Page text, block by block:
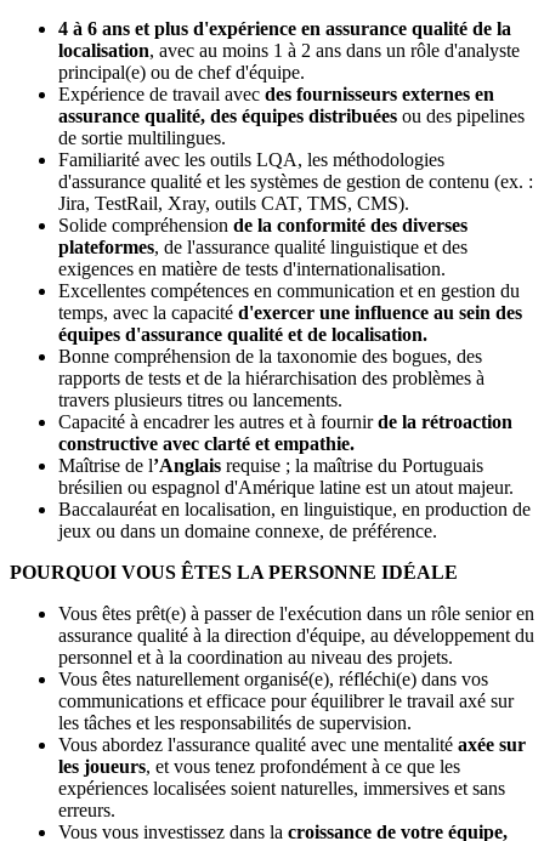
4 à 6 ans et plus d'expérience en assurance qualité de la
localisation, avec au moins 1 à 2 ans dans un rôle d'analyste
principal(e) ou de chef d'équipe.
Expérience de travail avec des fournisseurs externes en
assurance qualité, des équipes distribuées ou des pipelines
de sortie multilingues.
Familiarité avec les outils LQA, les méthodologies
d'assurance qualité et les systèmes de gestion de contenu (ex. :
Jira, TestRail, Xray, outils CAT, TMS, CMS).
Solide compréhension de la conformité des diverses
plateformes, de l'assurance qualité linguistique et des
exigences en matière de tests d'internationalisation.
Excellentes compétences en communication et en gestion du
temps, avec la capacité d'exercer une influence au sein des
équipes d'assurance qualité et de localisation.
Bonne compréhension de la taxonomie des bogues, des
rapports de tests et de la hiérarchisation des problèmes à
travers plusieurs titres ou lancements.
Capacité à encadrer les autres et à fournirde la rétroaction
constructive avec clarté et empathie.
Maîtrise de l’Anglais requise ; la maîtrise du Portuguais
brésilien ou espagnol d'Amérique latine est un atout majeur.
Baccalauréat en localisation, en linguistique, en production de
jeux ou dans un domaine connexe, de préférence.
POURQUOI VOUS ÊTES LA PERSONNE IDÉALE
Vous êtes prêt(e) à passer de l'exécution dans un rôle senior en
assurance qualité à la direction d'équipe, au développement du
personnel et à la coordination au niveau des projets.
Vous êtes naturellement organisé(e), réfléchi(e) dans vos
communications et efficace pour équilibrer le travail axé sur
les tâches et les responsabilités de supervision.
Vous abordez l'assurance qualité avec une mentalité axée sur
les joueurs, et vous tenez profondément à ce que les
expériences localisées soient naturelles, immersives et sans
erreurs.
Vous vous investissez dans la croissance de votre équipe,